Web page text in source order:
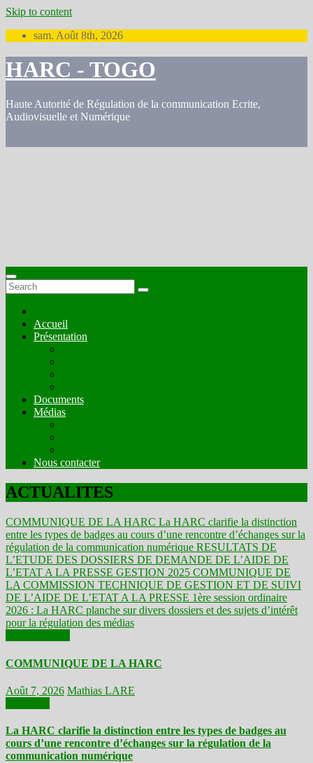
Skip to content
sam. Août 8th, 2026
HARC - TOGO
Haute Autorité de Régulation de la communication Ecrite,
Audiovisuelle et Numérique
Accueil
Présentation
Documents
Médias
Nous contacter
ACTUALITES
COMMUNIQUE DE LA HARC La HARC clarifie la distinction
entre les types de badges au cours d’une rencontre d’échanges sur la
régulation de la communication numérique RESULTATS DE
L’ETUDE DES DOSSIERS DE DEMANDE DE L’AIDE DE
L’ETAT A LA PRESSE GESTION 2025 COMMUNIQUE DE
LA COMMISSION TECHNIQUE DE GESTION ET DE SUIVI
DE L’AIDE DE L’ETAT A LA PRESSE 1ère session ordinaire
2026 : La HARC planche sur divers dossiers et des sujets d’intérêt
pour la régulation des médias
COMMUNIQUE DE LA HARC
Août 7, 2026 Mathias LARE
La HARC clarifie la distinction entre les types de badges au
cours d’une rencontre d’échanges sur la régulation de la
communication numérique